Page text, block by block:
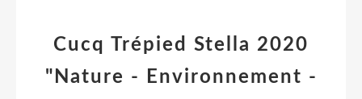
Cucq Trépied Stella 2020
"Nature - Environnement -